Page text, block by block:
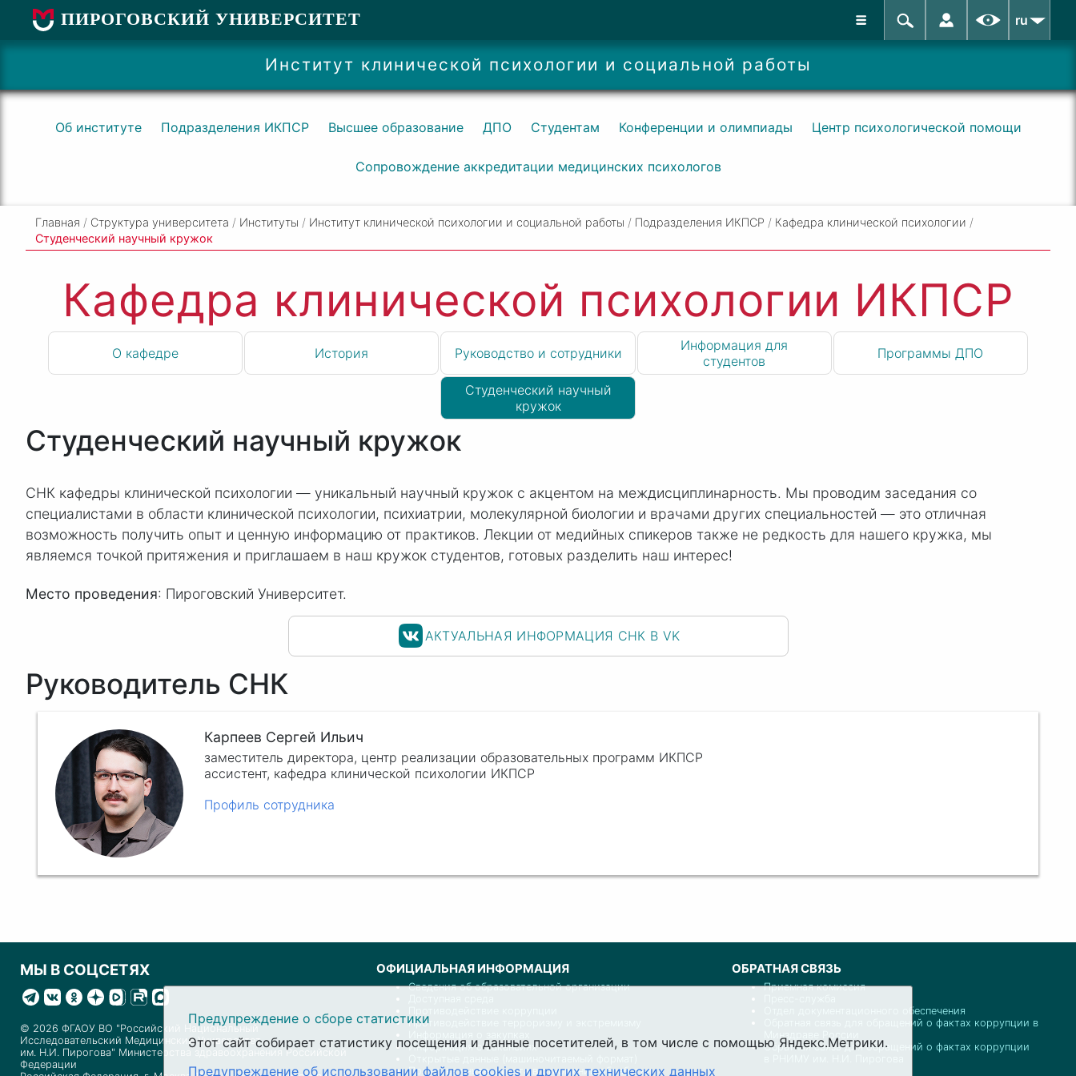
ПИРОГОВСКИЙ УНИВЕРСИТЕТ ru
Институт клинической психологии и социальной работы
Об институте Подразделения ИКПСР Высшее образование ДПО Студентам Конференции и олимпиады Центр психологической помощи
Сопровождение аккредитации медицинских психологов
Главная / Структура университета / Институты / Институт клинической психологии и социальной работы / Подразделения ИКПСР / Кафедра клинической психологии /
Студенческий научный кружок
Кафедра клинической психологии ИКПСР
О кафедре История Руководство и сотрудники
Информация для
студентов
Программы ДПО
Студенческий научный
кружок
Студенческий научный кружок
СНК кафедры клинической психологии — уникальный научный кружок с акцентом на междисциплинарность. Мы проводим заседания со
специалистами в области клинической психологии, психиатрии, молекулярной биологии и врачами других специальностей — это отличная
возможность получить опыт и ценную информацию от практиков. Лекции от медийных спикеров также не редкость для нашего кружка, мы
являемся точкой притяжения и приглашаем в наш кружок студентов, готовых разделить наш интерес!
Место проведения: Пироговский Университет.
АКТУАЛЬНАЯ ИНФОРМАЦИЯ СНК В VK
Руководитель СНК
Карпеев Сергей Ильич
заместитель директора, центр реализации образовательных программ ИКПСР
ассистент, кафедра клинической психологии ИКПСР
Профиль сотрудника
МЫ В СОЦСЕТЯХ
© 2026 ФГАОУ ВО "Российский Национальный
Исследовательский Медицинский Университет
им. Н.И. Пирогова" Министерства здравоохранения Российской
Федерации
ОФИЦИАЛЬНАЯ ИНФОРМАЦИЯ
Сведения об образовательной организации
Противодействие терроризму и экстремизму
Информация о вакансиях
Политика университета в отношении обработки
ОБРАТНАЯ СВЯЗЬ
Приемная комиссия
Отдел документационного обеспечения
Обратная связь для обращений о фактах коррупции в
Минздраве России
Обратная связь для обращений о фактах коррупции
Предупреждение о сборе статистики
Этот сайт собирает статистику посещения и данные посетителей, в том числе с помощью Яндекс.Метрики.
Предупреждение об использовании файлов cookies и других технических данных